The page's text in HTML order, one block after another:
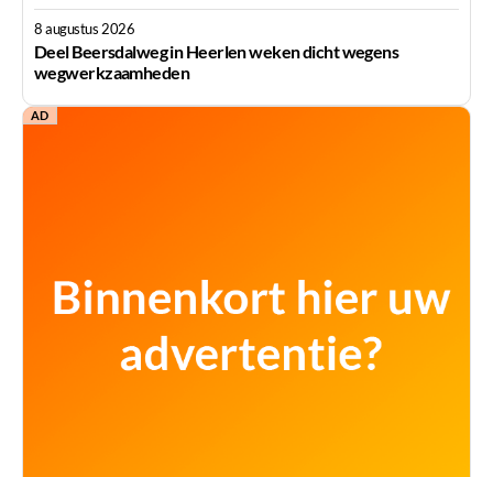
8 augustus 2026
Deel Beersdalweg in Heerlen weken dicht wegens
wegwerkzaamheden
AD